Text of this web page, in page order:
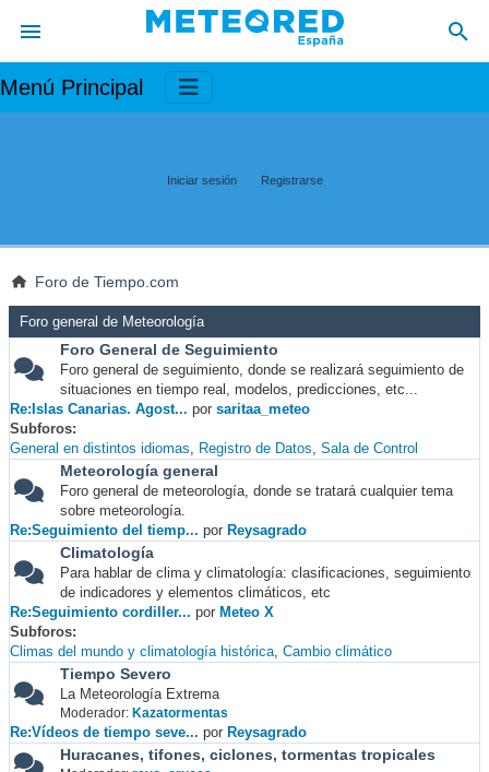
Menú Principal
Iniciar sesión Registrarse
Foro de Tiempo.com
Foro general de Meteorología
Foro General de Seguimiento
Foro general de seguimiento, donde se realizará seguimiento de
situaciones en tiempo real, modelos, predicciones, etc...
Re:Islas Canarias. Agost... por saritaa_meteo
Subforos
General en distintos idiomas
Registro de Datos Sala de Control
Meteorología general
Foro general de meteorología, donde se tratará cualquier tema
sobre meteorología.
Re:Seguimiento del tiemp... por Reysagrado
Climatología
Para hablar de clima y climatología: clasificaciones, seguimiento
de indicadores y elementos climáticos, etc
Re:Seguimiento cordiller... por Meteo X
Subforos
Climas del mundo y climatología histórica Cambio climático
Tiempo Severo
La Meteorología Extrema
Moderador: Kazatormentas
Re:Vídeos de tiempo seve... por Reysagrado
Huracanes, tifones, ciclones, tormentas tropicales